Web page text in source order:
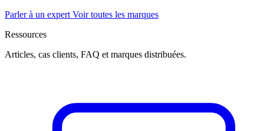
Parler à un expert Voir toutes les marques
Ressources
Articles, cas clients, FAQ et marques distribuées.